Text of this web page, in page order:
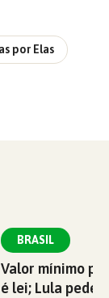
por Elas
BRASIL
Valor mínimo
é lei; Lula pede